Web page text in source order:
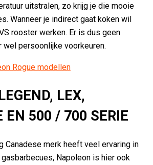
uitstralen, zo krijg je die mooie
Wanneer je indirect gaat koken wil
rooster werken. Er is dus geen
wel persoonlijke voorkeuren.
Rogue modellen
LEX,
EN 500 / 700 SERIE
Canadese merk heeft veel ervaring in
Napoleon is hier ook